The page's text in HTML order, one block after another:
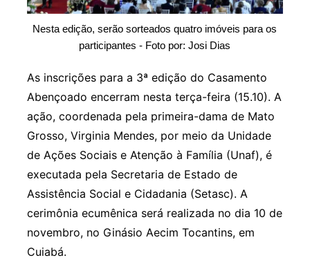
Nesta edição, serão sorteados quatro imóveis para os
participantes - Foto por: Josi Dias
As inscrições para a 3ª edição do Casamento
Abençoado encerram nesta terça-feira (15.10). A
ação, coordenada pela primeira-dama de Mato
Grosso, Virginia Mendes, por meio da Unidade
de Ações Sociais e Atenção à Família (Unaf), é
executada pela Secretaria de Estado de
Assistência Social e Cidadania (Setasc). A
cerimônia ecumênica será realizada no dia 10 de
novembro, no Ginásio Aecim Tocantins, em
Cuiabá.